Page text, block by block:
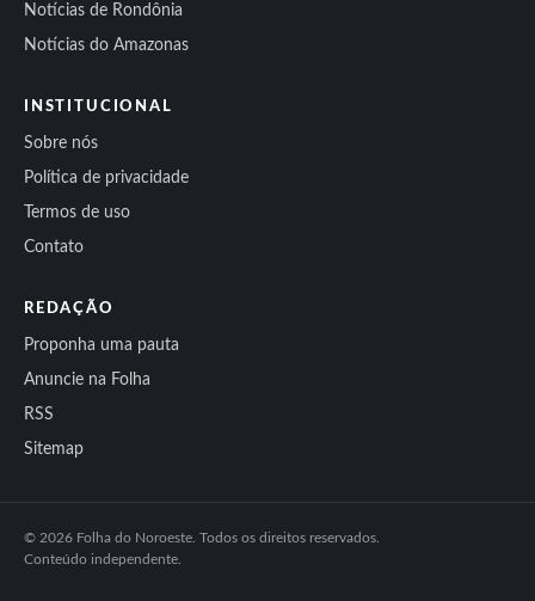
Notícias de Rondônia
Notícias do Amazonas
INSTITUCIONAL
Sobre nós
Política de privacidade
Termos de uso
Contato
REDAÇÃO
Proponha uma pauta
Anuncie na Folha
RSS
Sitemap
© 2026 Folha do Noroeste. Todos os direitos reservados.
Conteúdo independente.